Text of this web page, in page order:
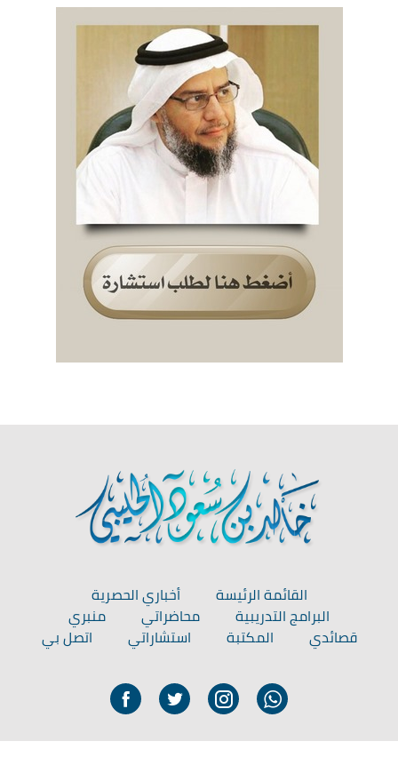
القائمة الرئيسة
أخباري الحصرية
البرامج التدريبية
محاضراتي
منبري
قصائدي
المكتبة استشاراتي اتصل بي